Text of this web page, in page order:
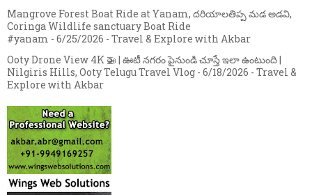
Mangrove Forest Boat Ride at Yanam, దరియాలతిప్ప మడ అడవి,
Coringa Wildlife sanctuary Boat Ride
#yanam - 6/25/2026 - Travel & Explore with Akbar
Ooty Drone View 4K 🚁 | ఊటీ నగరం పైనుండి చూస్తే ఇలా ఉంటుంది |
Nilgiris Hills, Ooty Telugu Travel Vlog - 6/18/2026 - Travel &
Explore with Akbar